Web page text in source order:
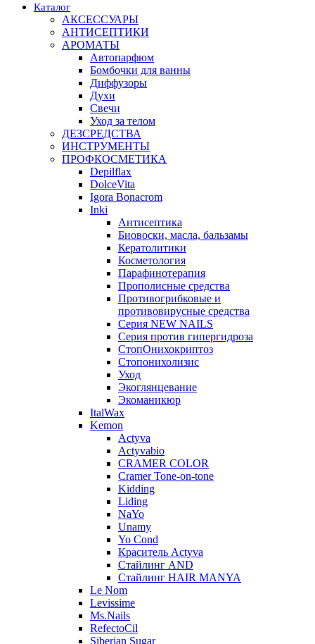
Каталог
АКСЕССУАРЫ
АНТИСЕПТИКИ
АРОМАТЫ
Автопарфюм
Бомбочки для ванны
Диффузоры
Духи
Свечи
Уход за телом
ДЕЗСРЕДСТВА
ИНСТРУМЕНТЫ
ПРОФКОСМЕТИКА
Depilflax
DolceVita
Igora Bonacrom
Inki
Антисептика
Биовоски, масла, бальзамы
Кератолитики
Косметология
Парафинотерапия
Прополисные средства
Противогрибковые и
противовирусные средства
Серия NEW NAILS
Серия против гипергидроза
СтопОнихокриптоз
Стопонихолизис
Уход
Экоглянцевание
Экоманикюр
ItalWax
Kemon
Actyva
Actyvabio
CRAMER COLOR
Cramer Tone-on-tone
Kidding
Liding
NaYo
Unamy
Yo Cond
Краситель Actyva
Стайлинг AND
Стайлинг HAIR MANYA
Le Nom
Levissime
Ms.Nails
RefectoCil
Siberian Sugar